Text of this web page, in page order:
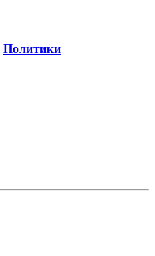
Политики